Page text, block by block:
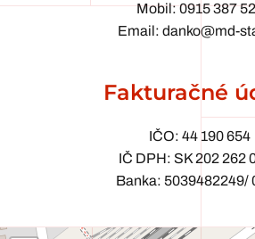
Mobil: 0915 387
Email: danko@md-
Fakturačné
IČO: 44 190 654
IČ DPH: SK 202 262
Banka: 5039482249/